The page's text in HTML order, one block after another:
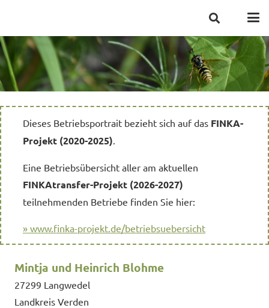
Dieses Betriebsportrait bezieht sich auf das FINKA-
Projekt (2020-2025)
Eine Betriebsübersicht aller am aktuellen
FINKAtransfer-Projekt (2026-2027)
teilnehmenden Betriebe finden Sie hier:
» www.finka-projekt.de/betriebsuebersicht
Mintja und Heinrich Blohme
27299 Langwedel
Landkreis Verden